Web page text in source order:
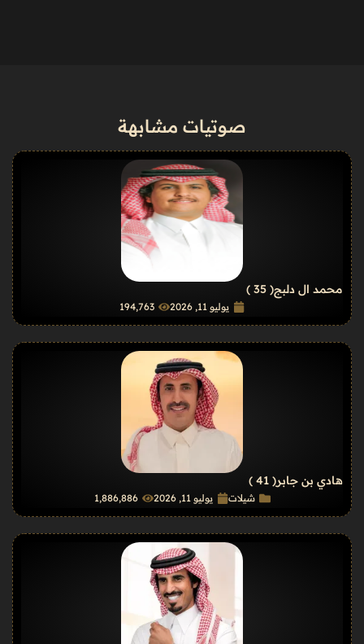
صوتيات مشابهة
محمد ال دلبج( 35 )
يوليو 11, 2026 194٬763
هادي بن جابر( 41 )
شيلات يوليو 11, 2026 1٬886٬886